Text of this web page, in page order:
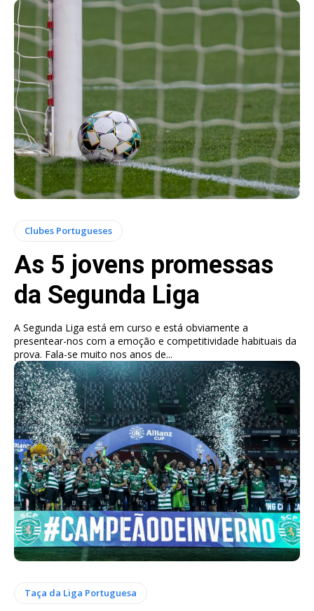
Clubes Portugueses
As 5 jovens promessas
da Segunda Liga
A Segunda Liga está em curso e está obviamente a
presentear-nos com a emoção e competitividade habituais da
prova. Fala-se muito nos anos de...
Taça da Liga Portuguesa